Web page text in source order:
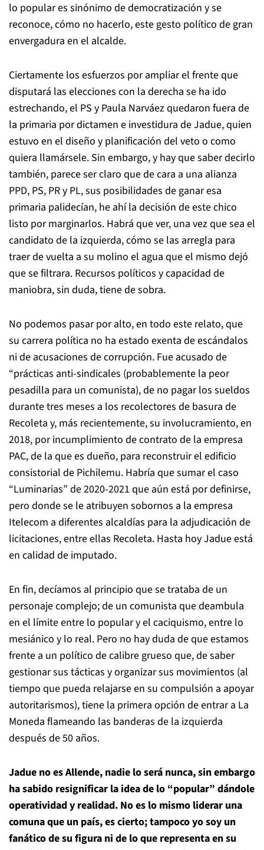
lo popular es sinónimo de democratización y se
reconoce, cómo no hacerlo, este gesto político de gran
envergadura en el alcalde.
Ciertamente los esfuerzos por ampliar el frente que
disputará las elecciones con la derecha se ha ido
estrechando, el PS y Paula Narváez quedaron fuera de
la primaria por dictamen e investidura de Jadue, quien
estuvo en el diseño y planificación del veto o como
quiera llamársele. Sin embargo, y hay que saber decirlo
también, parece ser claro que de cara a una alianza
PPD, PS, PR y PL, sus posibilidades de ganar esa
primaria palidecían, he ahí la decisión de este chico
listo por marginarlos. Habrá que ver, una vez que sea el
candidato de la izquierda, cómo se las arregla para
traer de vuelta a su molino el agua que el mismo dejó
que se filtrara. Recursos políticos y capacidad de
maniobra, sin duda, tiene de sobra.
No podemos pasar por alto, en todo este relato, que
su carrera política no ha estado exenta de escándalos
ni de acusaciones de corrupción. Fue acusado de
“prácticas anti-sindicales (probablemente la peor
pesadilla para un comunista), de no pagar los sueldos
durante tres meses a los recolectores de basura de
Recoleta y, más recientemente, su involucramiento, en
2018, por incumplimiento de contrato de la empresa
PAC, de la que es dueño, para reconstruir el edificio
consistorial de Pichilemu. Habría que sumar el caso
“Luminarias” de 2020-2021 que aún está por definirse,
pero donde se le atribuyen sobornos a la empresa
Itelecom a diferentes alcaldías para la adjudicación de
licitaciones, entre ellas Recoleta. Hasta hoy Jadue está
en calidad de imputado.
En fin, decíamos al principio que se trataba de un
personaje complejo; de un comunista que deambula
en el límite entre lo popular y el caciquismo, entre lo
mesiánico y lo real. Pero no hay duda de que estamos
frente a un político de calibre grueso que, de saber
gestionar sus tácticas y organizar sus movimientos (al
tiempo que pueda relajarse en su compulsión a apoyar
autoritarismos), tiene la primera opción de entrar a La
Moneda flameando las banderas de la izquierda
después de 50 años.
Jadue no es Allende, nadie lo será nunca, sin embargo
ha sabido resignificar la idea de lo “popular” dándole
operatividad y realidad. No es lo mismo liderar una
comuna que un país, es cierto; tampoco yo soy un
fanático de su figura ni de lo que representa en su